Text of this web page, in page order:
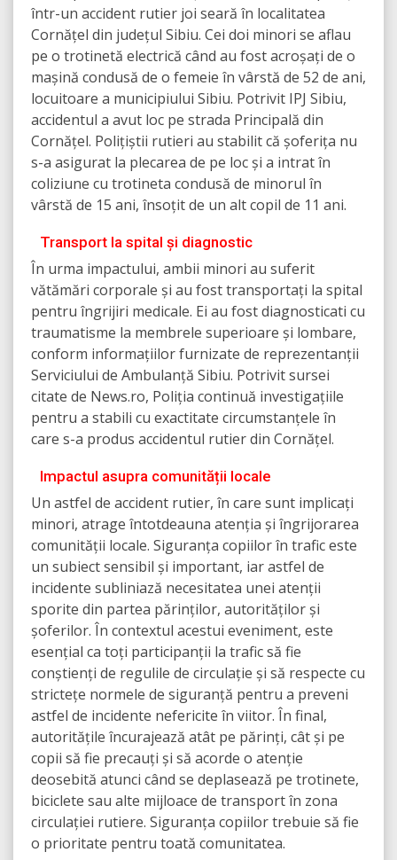
într-un accident rutier joi seară în localitatea
Cornățel din județul Sibiu. Cei doi minori se aflau
pe o trotinetă electrică când au fost acroșați de o
mașină condusă de o femeie în vârstă de 52 de ani,
locuitoare a municipiului Sibiu. Potrivit IPJ Sibiu,
accidentul a avut loc pe strada Principală din
Cornățel. Polițiștii rutieri au stabilit că șoferița nu
s-a asigurat la plecarea de pe loc și a intrat în
coliziune cu trotineta condusă de minorul în
vârstă de 15 ani, însoțit de un alt copil de 11 ani.
Transport la spital și diagnostic
În urma impactului, ambii minori au suferit
vătămări corporale și au fost transportați la spital
pentru îngrijiri medicale. Ei au fost diagnosticati cu
traumatisme la membrele superioare și lombare,
conform informațiilor furnizate de reprezentanții
Serviciului de Ambulanță Sibiu. Potrivit sursei
citate de News.ro, Poliția continuă investigațiile
pentru a stabili cu exactitate circumstanțele în
care s-a produs accidentul rutier din Cornățel.
Impactul asupra comunității locale
Un astfel de accident rutier, în care sunt implicați
minori, atrage întotdeauna atenția și îngrijorarea
comunității locale. Siguranța copiilor în trafic este
un subiect sensibil și important, iar astfel de
incidente subliniază necesitatea unei atenții
sporite din partea părinților, autorităților și
șoferilor. În contextul acestui eveniment, este
esențial ca toți participanții la trafic să fie
conștienți de regulile de circulație și să respecte cu
strictețe normele de siguranță pentru a preveni
astfel de incidente nefericite în viitor. În final,
autoritățile încurajează atât pe părinți, cât și pe
copii să fie precauți și să acorde o atenție
deosebită atunci când se deplasează pe trotinete,
biciclete sau alte mijloace de transport în zona
circulației rutiere. Siguranța copiilor trebuie să fie
o prioritate pentru toată comunitatea.